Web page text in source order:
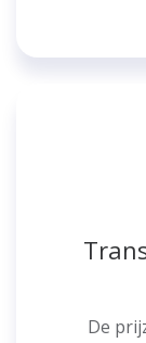
De